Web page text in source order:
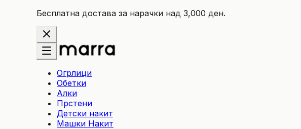
Бесплатна достава за нарачки над 3,000 ден.
Огрлици
Обетки
Алки
Прстени
Детски накит
Машки Накит